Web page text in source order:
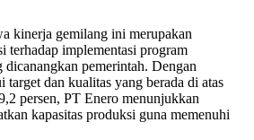
kinerja gemilang ini merupakan
terhadap implementasi program
pemerintah. Dengan
target dan kualitas yang berada di atas
persen, PT Enero menunjukkan
kapasitas produksi guna memenuhi